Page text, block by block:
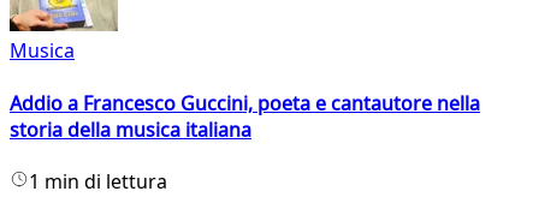
Musica
Addio a Francesco Guccini, poeta e cantautore nella
storia della musica italiana
1 min di lettura